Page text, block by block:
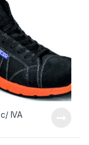
c/ IVA